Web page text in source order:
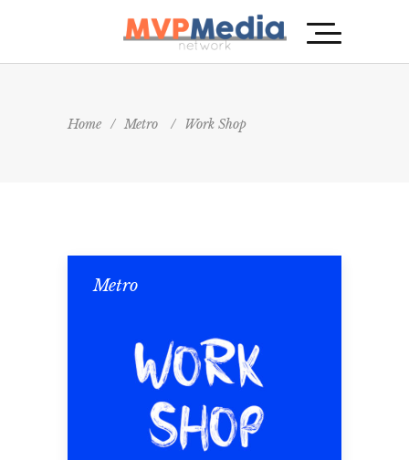
Home / Metro / Work Shop
Metro